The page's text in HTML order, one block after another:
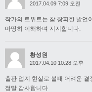
2017.04.09 7:09 오전
작가의 트위트는 참 창피한 발언
마땅히 이해하며 지지합니다.
황성원
2017.04.10 10:28 오후
출판 업계 현실로 볼때 어려운 결
정말 감사합니다